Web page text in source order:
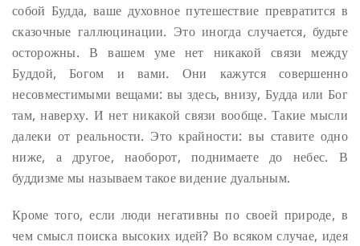
собой Будда, ваше духовное путешествие превратится в
сказочные галлюцинации. Это иногда случается, будьте
осторожны. В вашем уме нет никакой связи между
Буддой, Богом и вами. Они кажутся совершенно
несовместимыми вещами: вы здесь, внизу, Будда или Бог
там, наверху. И нет никакой связи вообще. Такие мысли
далеки от реальности. Это крайности: вы ставите одно
ниже, а другое, наоборот, поднимаете до небес. В
буддизме мы называем такое видение дуальным.
Кроме того, если люди негативны по своей природе, в
чем смысл поиска высоких идей? Во всяком случае, идея